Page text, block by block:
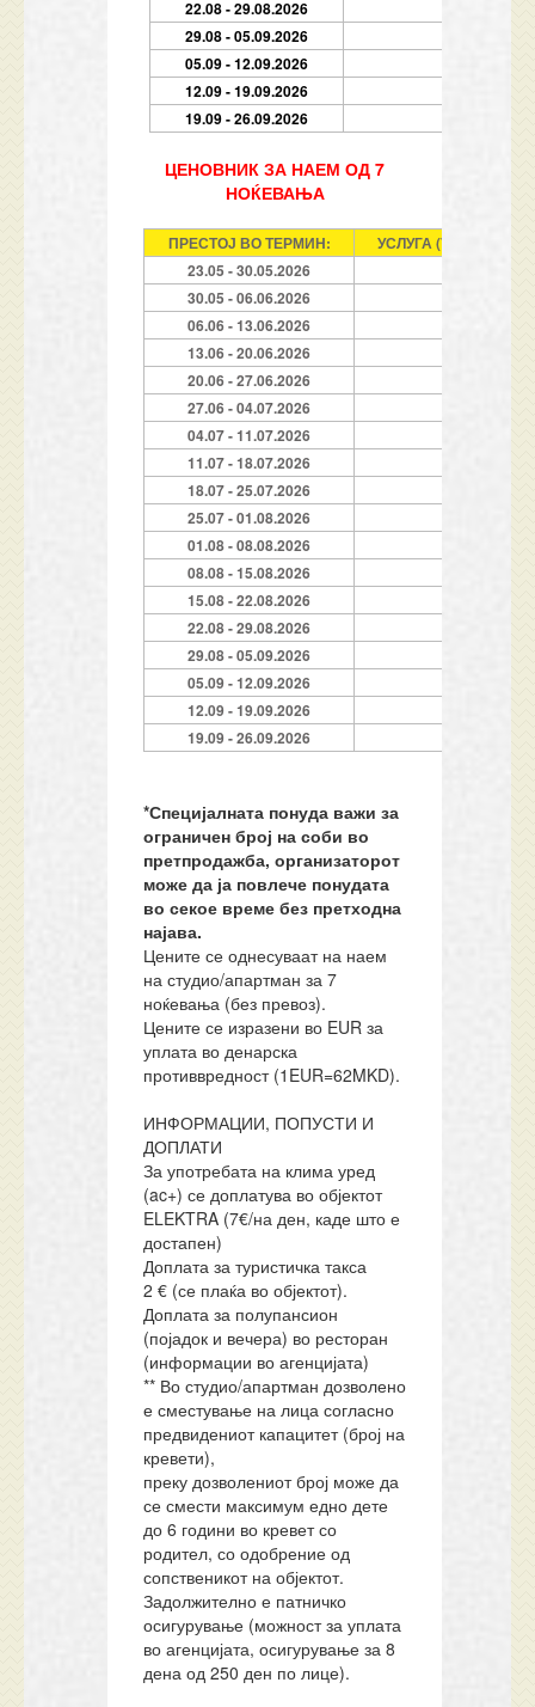
22.08 - 29.08.2026
29.08 - 05.09.2026
05.09 - 12.09.2026
12.09 - 19.09.2026
19.09 - 26.09.2026
ЦЕНОВНИК ЗА НАЕМ ОД 7
НОЌЕВАЊА
ПРЕСТОЈ ВО ТЕРМИН:
УСЛУГА (7 Ноќевања)
23.05 - 30.05.2026
30.05 - 06.06.2026
06.06 - 13.06.2026
13.06 - 20.06.2026
20.06 - 27.06.2026
27.06 - 04.07.2026
04.07 - 11.07.2026
11.07 - 18.07.2026
18.07 - 25.07.2026
25.07 - 01.08.2026
01.08 - 08.08.2026
08.08 - 15.08.2026
15.08 - 22.08.2026
22.08 - 29.08.2026
29.08 - 05.09.2026
05.09 - 12.09.2026
12.09 - 19.09.2026
19.09 - 26.09.2026
*Специјалната понуда важи за
ограничен број на соби во
претпродажба, организаторот
може да ја повлече понудата
во секое време без претходна
најава.
Цените се однесуваат на наем
на студио/апартман за 7
ноќевања (без превоз).
Цените се изразени во EUR за
уплата во денарска
противвредност (1EUR=62MKD).
ИНФОРМАЦИИ, ПОПУСТИ И
ДОПЛАТИ
За употребата на клима уред
(ac+) се доплатува во објектот
ELEKTRA (7€/на ден, каде што е
достапен)
Доплата за туристичка такса
2 € (се плаќа во објектот).
Доплата за полупансион
(појадок и вечера) во ресторан
(информации во агенцијата)
** Во студио/апартман дозволено
е сместување на лица согласно
предвидениот капацитет (број на
кревети),
преку дозволениот број може да
се смести максимум едно дете
до 6 години во кревет со
родител, со одобрение од
сопственикот на објектот.
Задолжително е патничко
осигурување (можност за уплата
во агенцијата, осигурување за 8
дена од 250 ден по лице).